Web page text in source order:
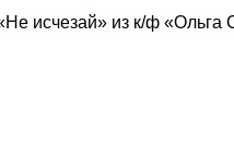
исчезай» из к/ф «Ольга